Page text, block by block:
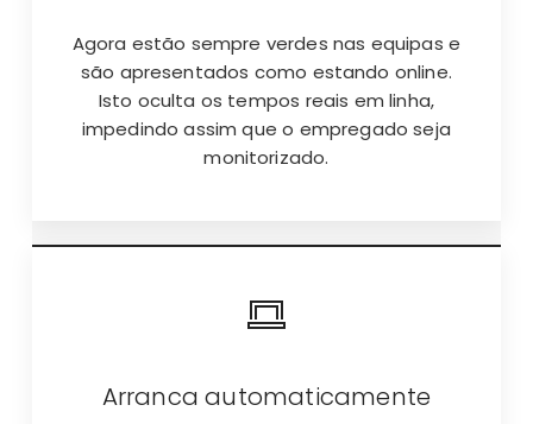
Agora estão sempre verdes nas equipas e
são apresentados como estando online.
Isto oculta os tempos reais em linha,
impedindo assim que o empregado seja
monitorizado.
Arranca automaticamente